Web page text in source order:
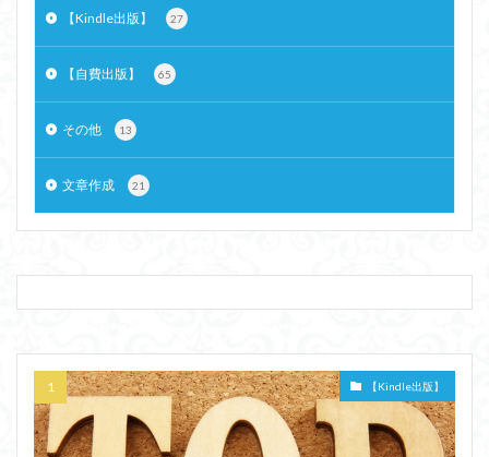
【Kindle出版】 27
【自費出版】 65
その他 13
文章作成 21
【Kindle出版】